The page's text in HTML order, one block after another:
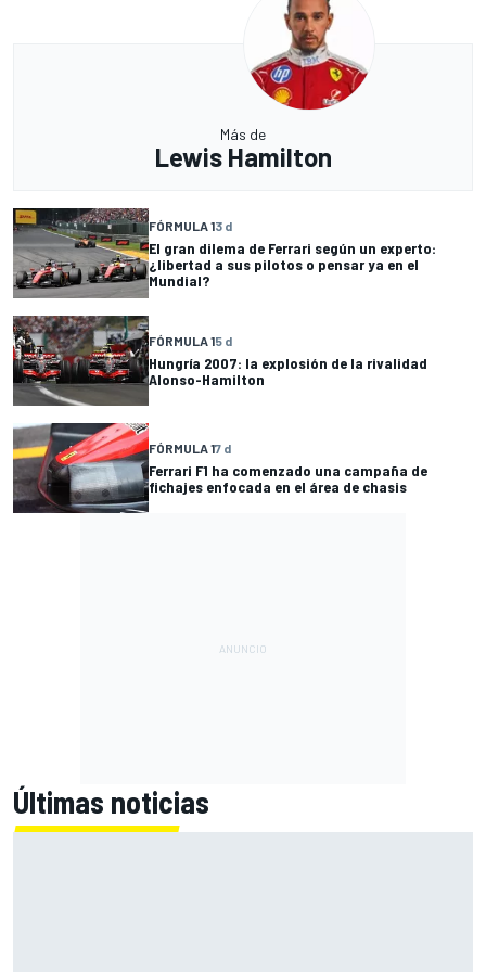
Más de
Lewis Hamilton
FÓRMULA 13 d
El gran dilema de Ferrari según un experto:
¿libertad a sus pilotos o pensar ya en el
Mundial?
FÓRMULA 15 d
Hungría 2007: la explosión de la rivalidad
Alonso-Hamilton
FÓRMULA 17 d
Ferrari F1 ha comenzado una campaña de
fichajes enfocada en el área de chasis
Últimas noticias